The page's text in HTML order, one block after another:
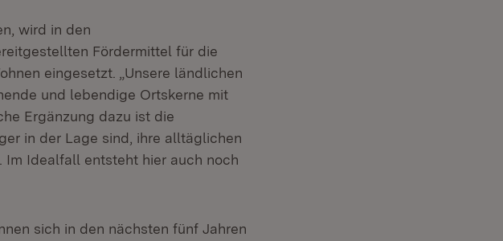
wird in den
Fördermittel für die
eingesetzt. „Unsere ländlichen
und lebendige Ortskerne mit
Ergänzung dazu ist die
in der Lage sind, ihre alltäglichen
Im Idealfall entsteht hier auch noch
sich in den nächsten fünf Jahren